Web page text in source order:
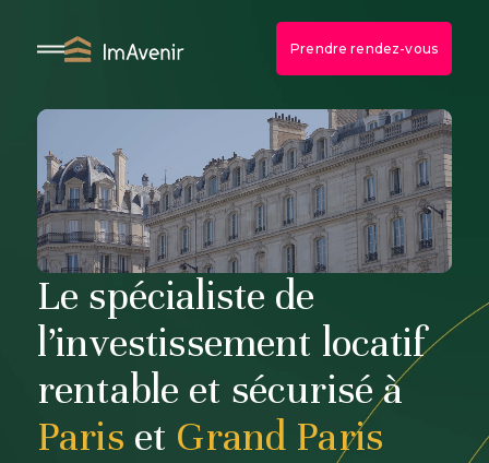
contenu
Prendre rendez-vous
Le spécialiste de
l’investissement locatif
rentable et sécurisé à
Paris et Grand Paris